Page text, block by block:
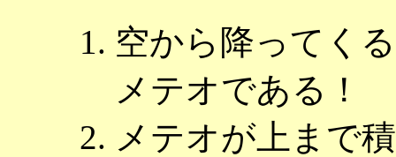
空から降ってく
メテオである！
メテオが上まで